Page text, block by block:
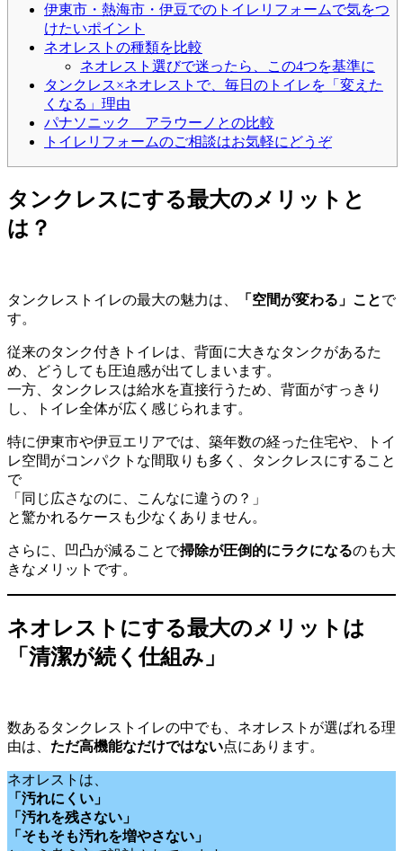
伊東市・熱海市・伊豆でのトイレリフォームで気をつ
けたいポイント
ネオレストの種類を比較
ネオレスト選びで迷ったら、この4つを基準に
タンクレス×ネオレストで、毎日のトイレを「変えた
くなる」理由
パナソニック アラウーノとの比較
トイレリフォームのご相談はお気軽にどうぞ
タンクレスにする最大のメリットと
は？
タンクレストイレの最大の魅力は、 「空間が変わる」ことで
す。
従来のタンク付きトイレは、背面に大きなタンクがあるた
め、どうしても圧迫感が出てしまいます。
一方、タンクレスは給水を直接行うため、背面がすっきり
し、トイレ全体が広く感じられます。
特に伊東市や伊豆エリアでは、築年数の経った住宅や、トイ
レ空間がコンパクトな間取りも多く、タンクレスにすること
で
「同じ広さなのに、こんなに違うの？」
と驚かれるケースも少なくありません。
さらに、凹凸が減ることで掃除が圧倒的にラクになるのも大
きなメリットです。
ネオレストにする最大のメリットは
「清潔が続く仕組み」
数あるタンクレストイレの中でも、ネオレストが選ばれる理
由は、 ただ高機能なだけではない点にあります。
ネオレストは、
「汚れにくい」
「汚れを残さない」
「そもそも汚れを増やさない」